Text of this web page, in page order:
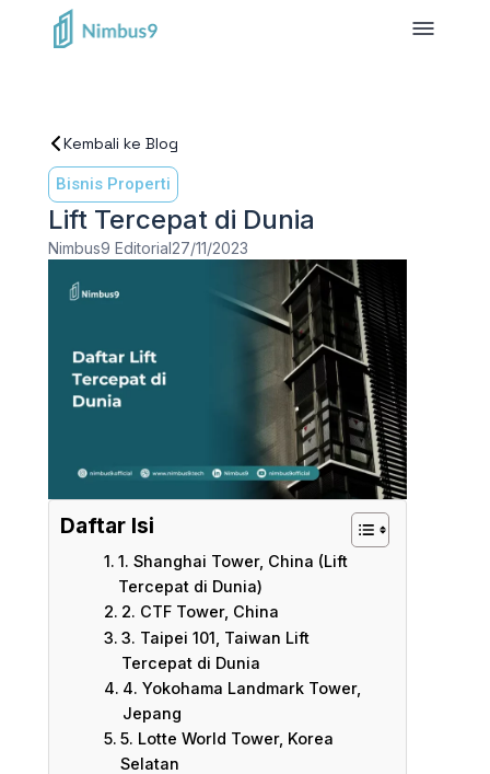
Kembali ke Blog
Bisnis Properti
Lift Tercepat di Dunia
Nimbus9 Editorial27/11/2023
Daftar Isi
1. Shanghai Tower, China (Lift
Tercepat di Dunia)
2. CTF Tower, China
3. Taipei 101, Taiwan Lift
Tercepat di Dunia
4. Yokohama Landmark Tower,
Jepang
5. Lotte World Tower, Korea
Selatan